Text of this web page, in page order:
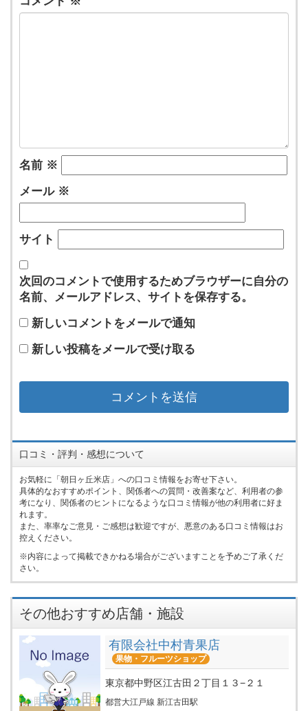
名前 ※
メール ※
サイト
次回のコメントで使用するためブラウザーに自分の
名前、メールアドレス、サイトを保存する。
新しいコメントをメールで通知
新しい投稿をメールで受け取る
口コミ・評判・感想について
お気軽に「朝日ヶ丘米店」への口コミ情報をお寄せ下さい。
具体的なおすすめポイント、関係者への質問・改善案など、利用者の参
考になり、関係者のヒントになるような口コミ情報が他の利用者に好ま
れます。
また、率率なご意見・ご感想は歓迎ですが、悪意のある口コミ情報はお
控えください。
内容によって掲載できかねる場合がございますことを予めご了承くだ
さい。
その他おすすめ店舗・施設
有限会社中村青果店
果物・フルーツショップ
東京都中野区江古田２丁目１３−２１
都営大江戸線 新江古田駅